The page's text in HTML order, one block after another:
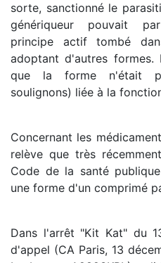
sorte, sanctionné le
génériqueur pouvait
principe actif tombé
adoptant d'autres
que la forme n'était
soulignons) liée à la
Concernant les
relève que très
Code de la santé
une forme d'un comprimé
Dans l'arrêt "Kit Kat" du
d'appel (CA Paris, 13